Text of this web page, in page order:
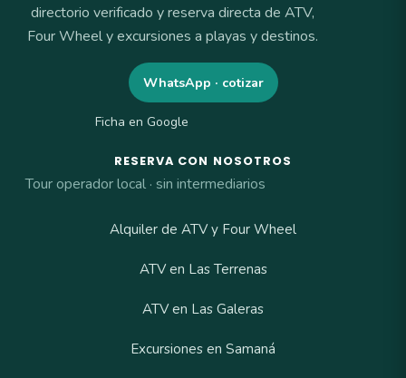
directorio verificado y reserva directa de ATV,
Four Wheel y excursiones a playas y destinos.
WhatsApp · cotizar
Ficha en Google
RESERVA CON NOSOTROS
Tour operador local · sin intermediarios
Alquiler de ATV y Four Wheel
ATV en Las Terrenas
ATV en Las Galeras
Excursiones en Samaná